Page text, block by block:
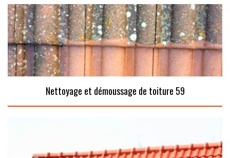
Nettoyage et démoussage de toiture 59